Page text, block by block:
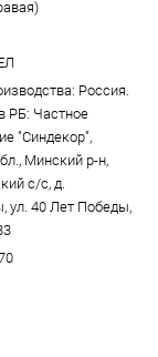
Россия.
РБ: Частное
"Синдекор",
Минский р-н,
с/с, д.
ул. 40 Лет Победы,